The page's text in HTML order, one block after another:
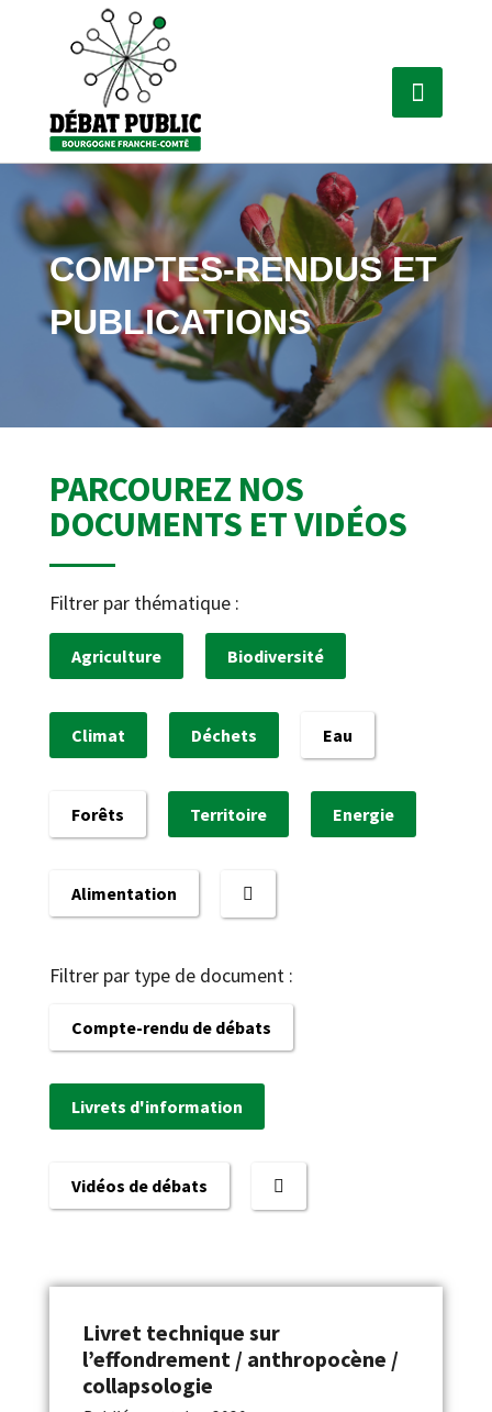
COMPTES-RENDUS ET
PUBLICATIONS
PARCOUREZ NOS
DOCUMENTS ET VIDÉOS
Filtrer par thématique :
Agriculture Biodiversité
Climat Déchets Eau
Forêts Territoire Energie
Alimentation
Filtrer par type de document :
Compte-rendu de débats
Livrets d'information
Vidéos de débats
Livret technique sur
l’effondrement / anthropocène /
collapsologie